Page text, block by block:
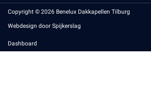
Copyright © 2026 Benelux Dakkapellen Tilburg
Webdesign door Spijkerslag
Dashboard